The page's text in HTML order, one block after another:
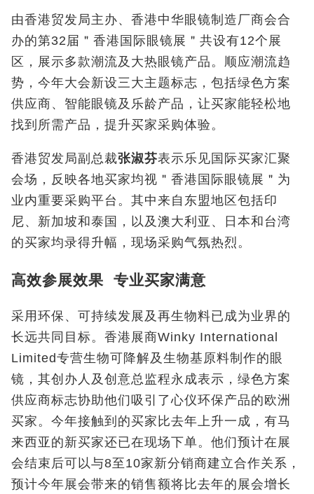
由香港贸发局主办、香港中华眼镜制造厂商会合
办的第32届＂香港国际眼镜展＂共设有12个展
区，展示多款潮流及大热眼镜产品。顺应潮流趋
势，今年大会新设三大主题标志，包括绿色方案
供应商、智能眼镜及乐龄产品，让买家能轻松地
找到所需产品，提升买家采购体验。
香港贸发局副总裁张淑芬表示乐见国际买家汇聚
会场，反映各地买家均视＂香港国际眼镜展＂为
业内重要采购平台。其中来自东盟地区包括印
尼、新加坡和泰国，以及澳大利亚、日本和台湾
的买家均录得升幅，现场采购气氛热烈。
高效参展效果 专业买家满意
采用环保、可持续发展及再生物料已成为业界的
长远共同目标。香港展商Winky International
Limited专营生物可降解及生物基原料制作的眼
镜，其创办人及创意总监程永成表示，绿色方案
供应商标志协助他们吸引了心仪环保产品的欧洲
买家。今年接触到的买家比去年上升一成，有马
来西亚的新买家还已在现场下单。他们预计在展
会结束后可以与8至10家新分销商建立合作关系，
预计今年展会带来的销售额将比去年的展会增长